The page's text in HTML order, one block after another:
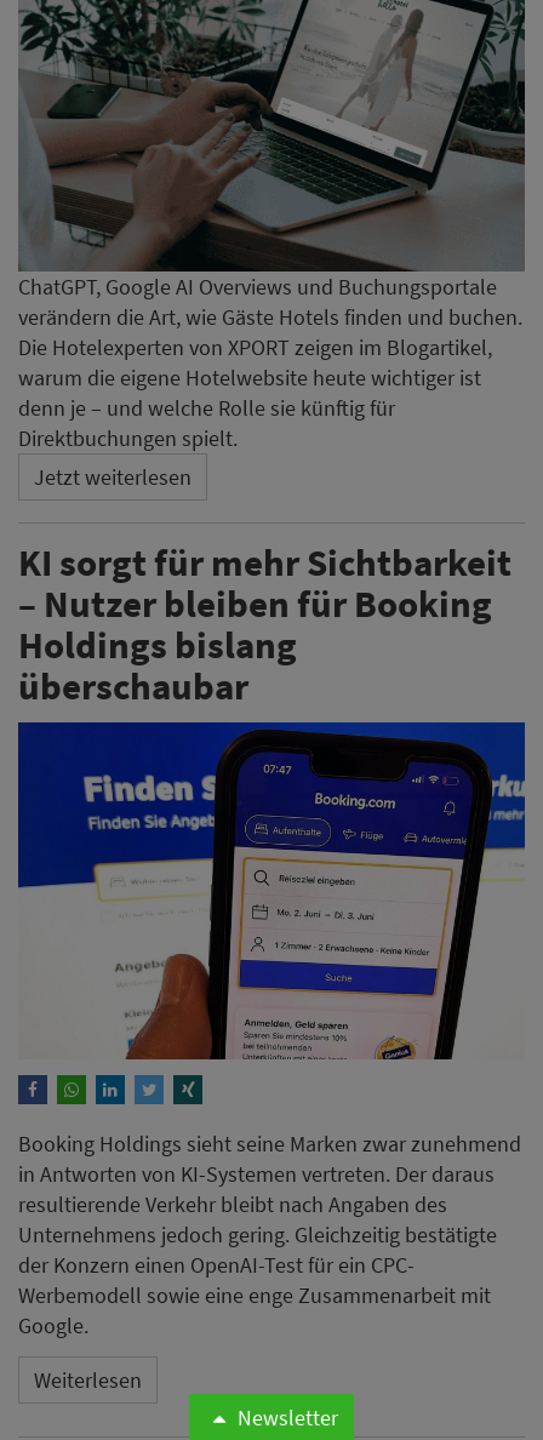
ChatGPT, Google AI Overviews und Buchungsportale
verändern die Art, wie Gäste Hotels finden und buchen.
Die Hotelexperten von XPORT zeigen im Blogartikel,
warum die eigene Hotelwebsite heute wichtiger ist
denn je – und welche Rolle sie künftig für
Direktbuchungen spielt.
Jetzt weiterlesen
KI sorgt für mehr Sichtbarkeit
– Nutzer bleiben für Booking
Holdings bislang
überschaubar
Booking Holdings sieht seine Marken zwar zunehmend
in Antworten von KI-Systemen vertreten. Der daraus
resultierende Verkehr bleibt nach Angaben des
Unternehmens jedoch gering. Gleichzeitig bestätigte
der Konzern einen OpenAI-Test für ein CPC-
Werbemodell sowie eine enge Zusammenarbeit mit
Google.
Weiterlesen
Newsletter